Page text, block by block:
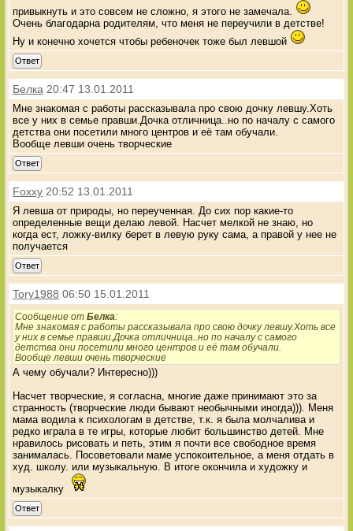
привыкнуть и это совсем не сложно, я этого не замечала.
Очень благодарна родителям, что меня не переучили в детстве!
Ну и конечно хочется чтобы ребеночек тоже был левшой
Ответ
Белка 20:47 13.01.2011
Мне знакомая с работы рассказывала про свою дочку левшу.Хоть
все у них в семье правши.Дочка отличница..но по началу с самого
детства они посетили много центров и её там обучали.
Вообще левши очень творческие
Ответ
Foxxy 20:52 13.01.2011
Я левша от природы, но переученная. До сих пор какие-то
определенные вещи делаю левой. Насчет мелкой не знаю, но
когда ест, ложку-вилку берет в левую руку сама, а правой у нее не
получается
Ответ
Tory1988 06:50 15.01.2011
Сообщение отБелка:
Мне знакомая с работы рассказывала про свою дочку левшу.Хоть все
у них в семье правши.Дочка отличница..но по началу с самого
детства они посетили много центров и её там обучали.
Вообще левши очень творческие
А чему обучали? Интересно)))
Насчет творческие, я согласна, многие даже принимают это за
странность (творческие люди бывают необычными иногда))). Меня
мама водила к психологам в детстве, т.к. я была молчалива и
редко играла в те игры, которые любит большинство детей. Мне
нравилось рисовать и петь, этим я почти все свободное время
занималась. Посоветовали маме успокоительное, а меня отдать в
худ. школу. или музыкальную. В итоге окончила и художку и
музыкалку
Ответ